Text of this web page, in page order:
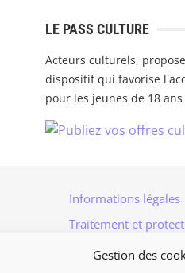
Gestion des
LE PASS CULTURE
Acteurs culturels,
dispositif qui favorise
pour les jeunes de 18 ans
Informations légales
Traitement et
Accès à vos